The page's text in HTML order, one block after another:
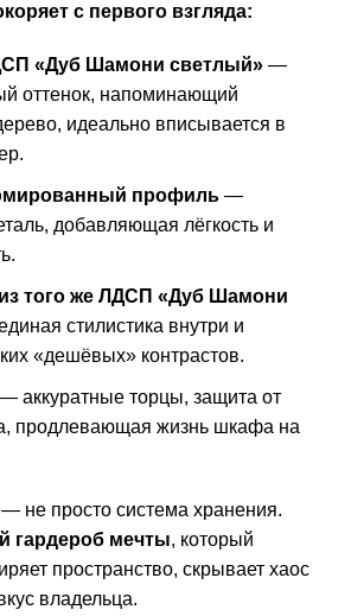
с первого взгляда:
«Дуб Шамони светлый» —
оттенок, напоминающий
идеально вписывается в
профиль —
добавляющая лёгкость и
того же ЛДСП «Дуб Шамони
стилистика внутри и
«дешёвых» контрастов.
— аккуратные торцы, защита от
продлевающая жизнь шкафа на
не просто система хранения.
гардероб мечты, который
пространство, скрывает хаос
владельца.